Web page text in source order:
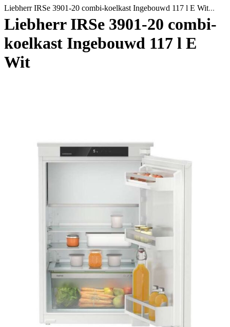
Liebherr IRSe 3901-20 combi-koelkast Ingebouwd 117 l E Wit
Liebherr IRSe 3901-20 combi-
koelkast Ingebouwd 117 l E
Wit